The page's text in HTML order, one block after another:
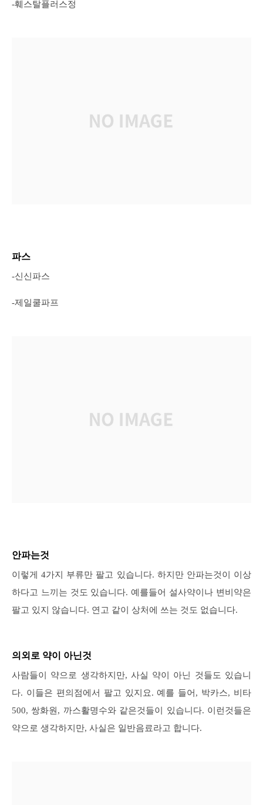
-훼스탈플러스정
파스
-신신파스
-제일쿨파프
안파는것
이렇게 4가지 부류만 팔고 있습니다. 하지만 안파는것이 이상
하다고 느끼는 것도 있습니다. 예를들어 설사약이나 변비약은
팔고 있지 않습니다. 연고 같이 상처에 쓰는 것도 없습니다.
의외로 약이 아닌것
사람들이 약으로 생각하지만, 사실 약이 아닌 것들도 있습니
다. 이들은 편의점에서 팔고 있지요. 예를 들어, 박카스, 비타
500, 쌍화원, 까스활명수와 같은것들이 있습니다. 이런것들은
약으로 생각하지만, 사실은 일반음료라고 합니다.